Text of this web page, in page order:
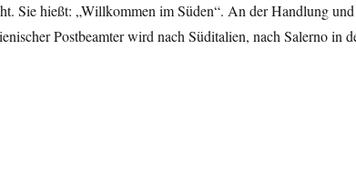
Sie hießt: „Willkommen im Süden“. An der Handlung und
Postbeamter wird nach Süditalien, nach Salerno in